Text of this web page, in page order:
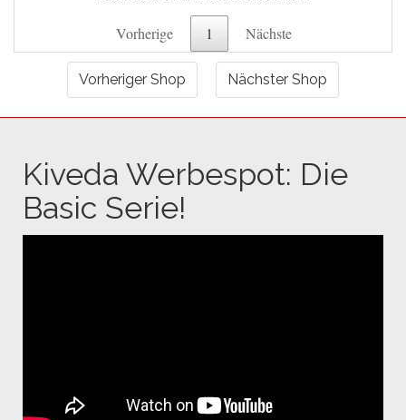
Vorherige 1 Nächste
Vorheriger Shop Nächster Shop
Kiveda Werbespot: Die
Basic Serie!